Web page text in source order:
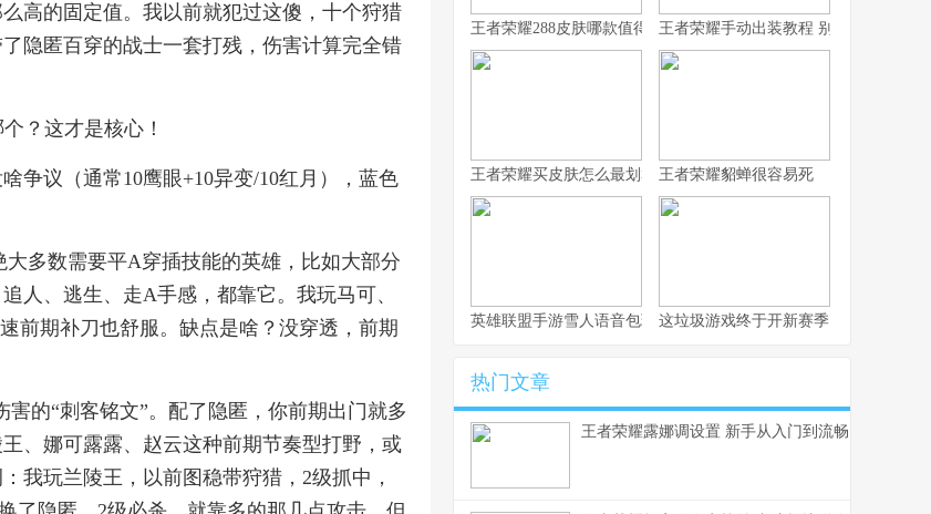
高的固定值。我以前就犯过这傻，十个狩猎
隐匿百穿的战士一套打残，伤害计算完全错
？这才是核心！
争议（通常10鹰眼+10异变/10红月），蓝色
多数需要平A穿插技能的英雄，比如大部分
人、逃生、走A手感，都靠它。我玩马可、
前期补刀也舒服。缺点是啥？没穿透，前期
的“刺客铭文”。配了隐匿，你前期出门就多
、娜可露露、赵云这种前期节奏型打野，或
我玩兰陵王，以前图稳带狩猎，2级抓中，
王者荣耀288皮肤哪款值得换 S43碎片商店更新速报
王者荣耀手动出装教程 别让系统推荐坑
王者荣耀买皮肤怎么最划算 从青铜到王者的省钱心路
王者荣耀貂蝉很容易死
英雄联盟手游雪人语音包玩法全解析这垃圾游戏终于开新赛季了，不写篇攻
热门文章
王者荣耀露娜调设置 新手从入门到流畅